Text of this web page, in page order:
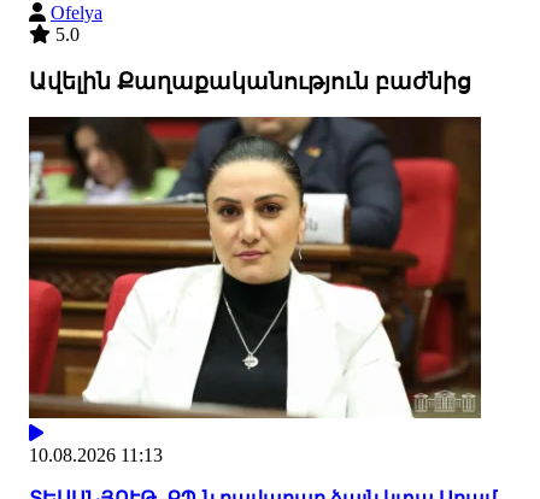
Ofelya
5.0
Ավելին Քաղաքականություն բաժնից
10.08.2026 11:13